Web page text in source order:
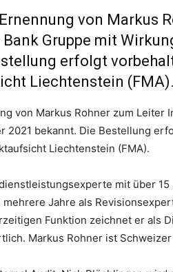
von Markus
Gruppe mit
erfolgt
Liechtenstein (FMA).
von Markus Rohner zum Leiter
2021 bekannt. Die Bestellung
Liechtenstein (FMA).
mit über
Jahre als
Funktion zeichnet er als
Markus Rohner ist